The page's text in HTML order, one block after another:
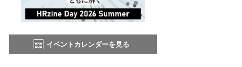
イベントカレンダーを見る